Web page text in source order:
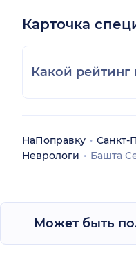
Карточка
Какой рейтинг
НаПоправку Санкт-
Неврологи
Башта
Может быть